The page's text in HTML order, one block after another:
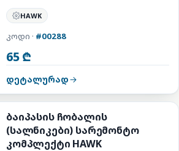
HAWK
კოდი · #00288
65 ₾
დეტალურად
ბაიპასის ჩობალის
(სალნიკები) სარემონტო
კომპლექტი HAWK